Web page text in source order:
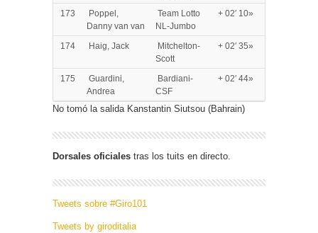
173
Poppel,
Danny van van
Team Lotto
NL-Jumbo
+ 02′ 10»
174 Haig, Jack
Mitchelton-
Scott
+ 02′ 35»
175
Guardini,
Andrea
Bardiani-
CSF
+ 02′ 44»
No tomó la salida Kanstantin Siutsou (Bahrain)
Dorsales oficiales tras los tuits en directo.
Tweets sobre #Giro101
Tweets by giroditalia